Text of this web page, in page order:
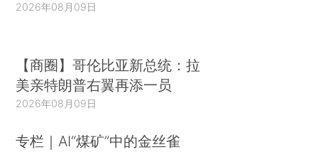
2026年08月09日
【商圈】哥伦比亚新总统：拉
美亲特朗普右翼再添一员
2026年08月09日
专栏｜AI“煤矿”中的金丝雀